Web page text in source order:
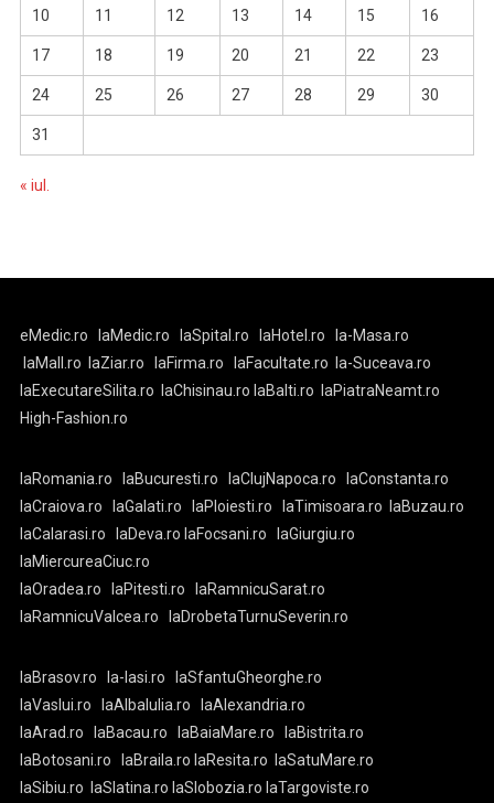
10 11 12 13 14 15 16
17 18 19 20 21 22 23
24 25 26 27 28 29 30
31
« iul.
eMedic.ro laMedic.ro laSpital.ro laHotel.ro
la-Masa.ro
laMall.ro
laZiar.ro laFirma.ro laFacultate.ro
la-Suceava.ro
laExecutareSilita.ro
laChisinau.ro laBalti.ro
laPiatraNeamt.ro
High-Fashion.ro
laRomania.ro laBucuresti.ro laClujNapoca.ro
laConstanta.ro
laCraiova.ro
laGalati.ro laPloiesti.ro laTimisoara.ro
laBuzau.ro
laCalarasi.ro
laDeva.ro laFocsani.ro
laGiurgiu.ro
laMiercureaCiuc.ro
laOradea.ro
laPitesti.ro
laRamnicuSarat.ro
laRamnicuValcea.ro
laDrobetaTurnuSeverin.ro
laBrasov.ro la-Iasi.ro
laSfantuGheorghe.ro
laVaslui.ro
laAlbaIulia.ro
laAlexandria.ro
laArad.ro
laBacau.ro laBaiaMare.ro
laBistrita.ro
laBotosani.ro
laBraila.ro laResita.ro
laSatuMare.ro
laSibiu.ro
laSlatina.ro laSlobozia.ro laTargoviste.ro